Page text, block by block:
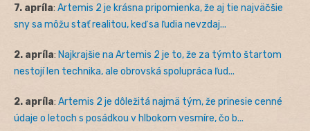
7. apríla: Artemis 2 je krásna pripomienka, že aj tie najväčšie
sny sa môžu stať realitou, keď sa ľudia nevzdaj...
2. apríla: Najkrajšie na Artemis 2 je to, že za týmto štartom
nestojí len technika, ale obrovská spolupráca ľud...
2. apríla: Artemis 2 je dôležitá najmä tým, že prinesie cenné
údaje o letoch s posádkou v hlbokom vesmíre, čo b...